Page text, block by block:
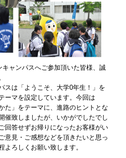
ャンパスへご参加頂いた皆様、誠
スは「ようこそ、大学0年生！」を
ーマを設定しています。今回は
た」をテーマに、進路のヒントとな
催致しましたが、いかがでしたでし
回答せずお帰りになったお客様がい
意見・ご感想などを頂きたいと思っ
よろしくお願い致します。